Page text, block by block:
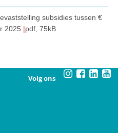
subsidies tussen €
2025
pdf , 75kB
Volg ons